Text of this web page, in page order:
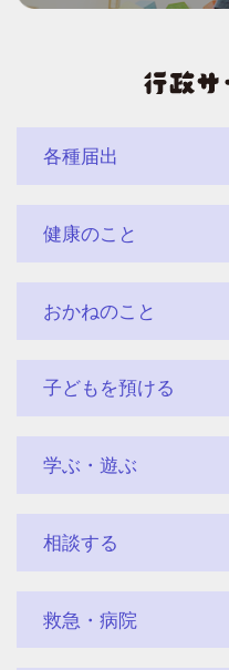
各種届出
健康のこと
おかねのこと
子どもを預ける
学ぶ・遊ぶ
相談する
救急・病院